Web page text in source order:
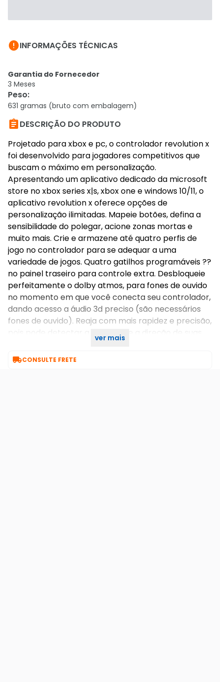
INFORMAÇÕES TÉCNICAS
Garantia do Fornecedor
3 Meses
Peso:
631 gramas (bruto com embalagem)
DESCRIÇÃO DO PRODUTO
Projetado para xbox e pc, o controlador revolution x
foi desenvolvido para jogadores competitivos que
buscam o máximo em personalização.
Apresentando um aplicativo dedicado da microsoft
store no xbox series x|s, xbox one e windows 10/11, o
aplicativo revolution x oferece opções de
personalização ilimitadas. Mapeie botões, defina a
sensibilidade do polegar, acione zonas mortas e
muito mais. Crie e armazene até quatro perfis de
jogo no controlador para se adequar a uma
variedade de jogos. Quatro gatilhos programáveis ??
no painel traseiro para controle extra. Desbloqueie
perfeitamente o dolby atmos, para fones de ouvido
no momento em que você conecta seu controlador,
dando acesso a áudio 3d preciso (são necessários
fones de ouvido). Reaja com mais rapidez e precisão,
pois pode detectar a distância e a direção de suas
ver mais
CONSULTE FRETE